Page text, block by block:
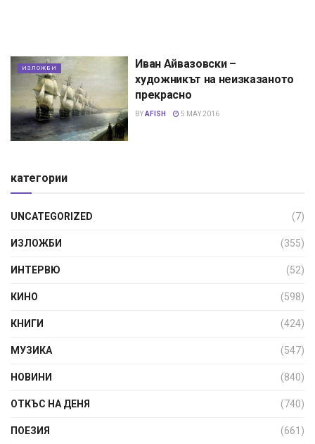
ИЗЛОЖБИ
Иван Айвазовски –
художникът на неизказаното
прекрасно
BYAFISH 5 MAY 2016
категории
UNCATEGORIZED (7)
ИЗЛОЖБИ (355)
ИНТЕРВЮ (52)
КИНО (598)
КНИГИ (424)
МУЗИКА (547)
НОВИНИ (840)
ОТКЪС НА ДЕНЯ (740)
ПОЕЗИЯ (661)